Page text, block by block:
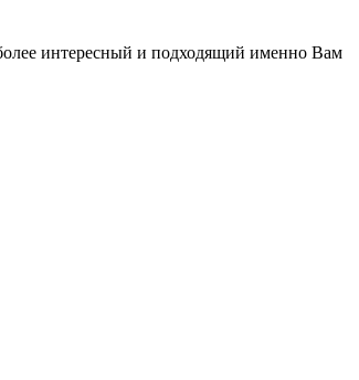
интересный и подходящий именно Вам